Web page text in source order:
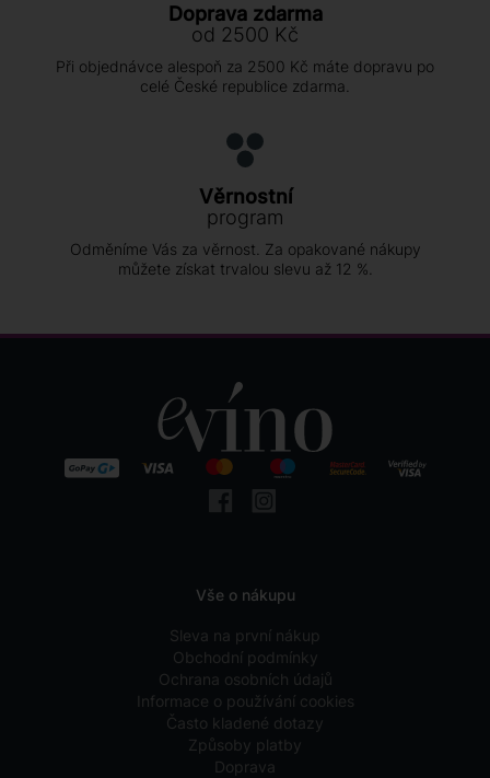
Doprava zdarma
od 2500 Kč
Při objednávce alespoň za 2500 Kč máte dopravu po
celé České republice zdarma.
Věrnostní
program
Odměníme Vás za věrnost. Za opakované nákupy
můžete získat trvalou slevu až 12 %.
Vše o nákupu
Sleva na první nákup
Obchodní podmínky
Ochrana osobních údajů
Informace o používání cookies
Často kladené dotazy
Způsoby platby
Doprava